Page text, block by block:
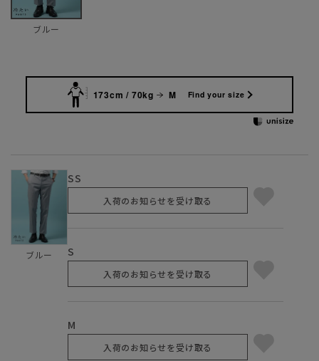
ブルー
173cm / 70kg M Find your size
ブルー
SS
入荷のお知らせを受け取る
S
入荷のお知らせを受け取る
M
入荷のお知らせを受け取る